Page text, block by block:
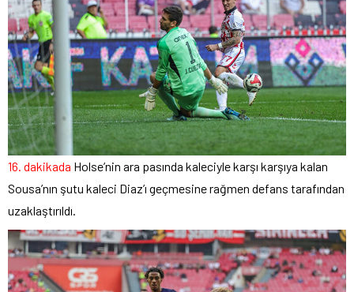
16. dakikada Holse’nin ara pasında kaleciyle karşı karşıya kalan
Sousa’nın şutu kaleci Diaz’ı geçmesine rağmen defans tarafından
uzaklaştırıldı.